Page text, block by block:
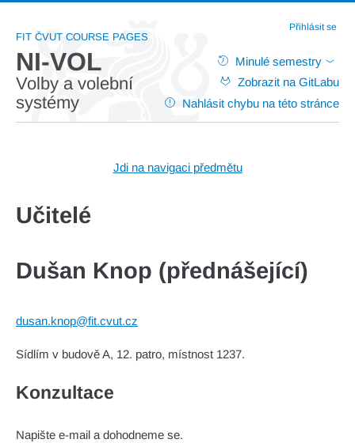
Přihlásit se
FIT ČVUT COURSE PAGES
NI-VOL
Volby a volební
systémy
Minulé semestry
Zobrazit na GitLabu
Nahlásit chybu na této stránce
Jdi na navigaci předmětu
Učitelé
Dušan Knop (přednášející)
dusan.knop@fit.cvut.cz
Sídlím v budově A, 12. patro, místnost 1237.
Konzultace
Napište e-mail a dohodneme se.